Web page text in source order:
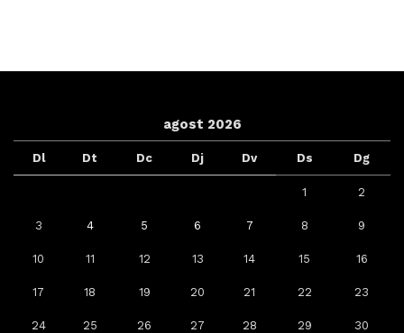
agost 2026
Dl Dt Dc Dj Dv Ds Dg
1 2
3 4 5 6 7 8 9
10 11 12 13 14 15 16
17 18 19 20 21 22 23
24 25 26 27 28 29 30